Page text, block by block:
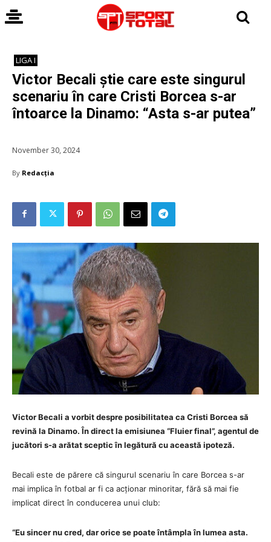
LIGA I
Victor Becali știe care este singurul
scenariu în care Cristi Borcea s-ar
întoarce la Dinamo: “Asta s-ar putea”
November 30, 2024
By Redacția
Victor Becali a vorbit despre posibilitatea ca Cristi Borcea să
revină la Dinamo. În direct la emisiunea “Fluier final”, agentul de
jucători s-a arătat sceptic în legătură cu această ipoteză.
Becali este de părere că singurul scenariu în care Borcea s-ar
mai implica în fotbal ar fi ca acționar minoritar, fără să mai fie
implicat direct în conducerea unui club:
“Eu sincer nu cred, dar orice se poate întâmpla în lumea asta.